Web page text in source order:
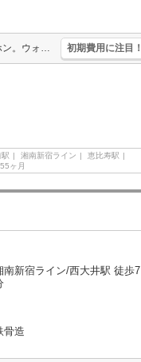
人気のオートロック付マンション。便利な宅配BOX。TVモニター付インターホン。ウォークインクローゼット付き。追い焚き機能付きバス。独立洗面台。バス・トイレ別。浴室乾燥機付。室内物干しあり。角部屋。 初期費用に注目！
湘南新宿ライン
恵比寿駅
ヶ月
南新宿ライン/西大井駅 徒歩7
骨造